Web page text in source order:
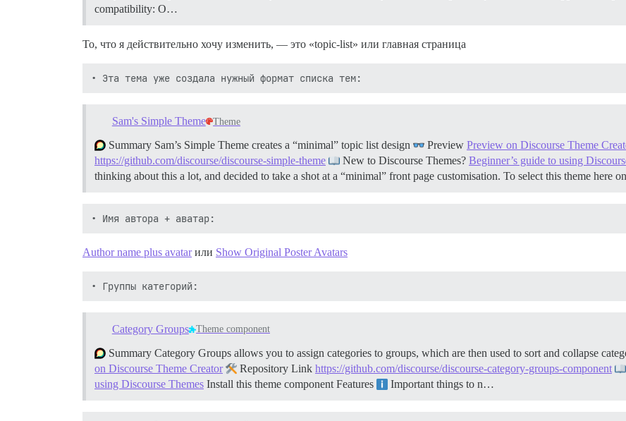
compatibility: O…
То, что я действительно хочу изменить, — это «topic-list» или главная страница
Sam's Simple Theme Theme
Summary Sam’s Simple Theme creates a “minimal” topic list design Preview Preview on Discourse Theme
https://github.com/discourse/discourse-simple-theme
New to Discourse Themes? Beginner’s guide to using
thinking about this a lot, and decided to take a shot at a “minimal” front page customisation. To select this theme here
Author name plus avatarили Show Original Poster Avatars
Category Groups Theme component
Summary Category Groups allows you to assign categories to groups, which are then used to sort and collapse
on Discourse Theme Creator
Repository Link https://github.com/discourse/discourse-category-groups-component
using Discourse Themes Install this theme component Features Important things to n…